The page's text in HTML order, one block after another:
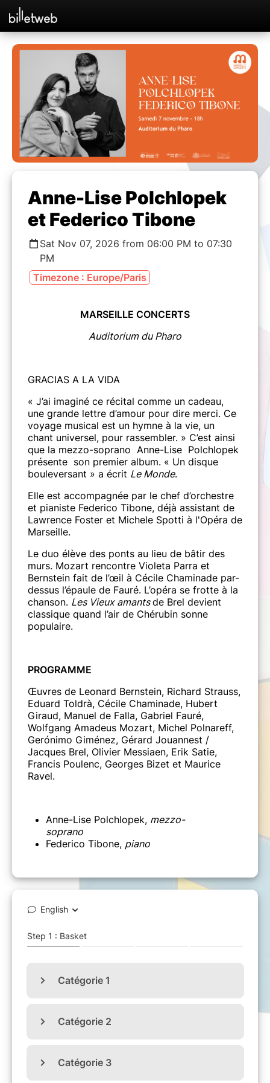
Anne-Lise Polchlopek
et Federico Tibone
Sat Nov 07, 2026 from 06:00 PM to 07:30
PM
Timezone : Europe/Paris
MARSEILLE CONCERTS
Auditorium du Pharo
GRACIAS A LA VIDA
« J’ai imaginé ce récital comme un cadeau,
une grande lettre d’amour pour dire merci. Ce
voyage musical est un hymne à la vie, un
chant universel, pour rassembler. » C’est ainsi
que la mezzo-soprano Anne-Lise Polchlopek
présente son premier album. « Un disque
bouleversant » a écrit Le Monde.
Elle est accompagnée par le chef d’orchestre
et pianiste Federico Tibone, déjà assistant de
Lawrence Foster et Michele Spotti à l'Opéra de
Marseille.
Le duo élève des ponts au lieu de bâtir des
murs. Mozart rencontre Violeta Parra et
Bernstein fait de l’œil à Cécile Chaminade par-
dessus l’épaule de Fauré. L’opéra se frotte à la
chanson. Les Vieux amants de Brel devient
classique quand l’air de Chérubin sonne
populaire.
PROGRAMME
Œuvres de Leonard Bernstein, Richard Strauss,
Eduard Toldrà, Cécile Chaminade, Hubert
Giraud, Manuel de Falla, Gabriel Fauré,
Wolfgang Amadeus Mozart, Michel Polnareff,
Gerónimo Giménez, Gérard Jouannest /
Jacques Brel, Olivier Messiaen, Erik Satie,
Francis Poulenc, Georges Bizet et Maurice
Ravel.
Anne-Lise Polchlopek, mezzo-
soprano
Federico Tibone, piano